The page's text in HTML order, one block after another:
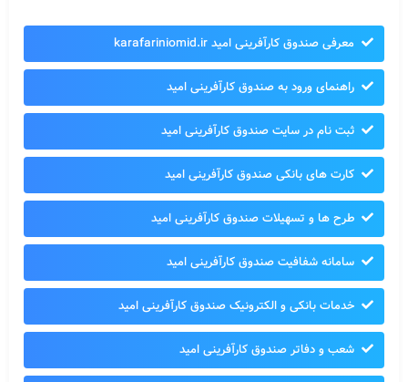
معرفی صندوق کارآفرینی امید karafariniomid.ir
راهنمای ورود به صندوق کارآفرینی امید
ثبت نام در سایت صندوق کارآفرینی امید
کارت های بانکی صندوق کارآفرینی امید
طرح ها و تسهیلات صندوق کارآفرینی امید
سامانه شفافیت صندوق کارآفرینی امید
خدمات بانکی و الکترونیک صندوق کارآفرینی امید
شعب و دفاتر صندوق کارآفرینی امید